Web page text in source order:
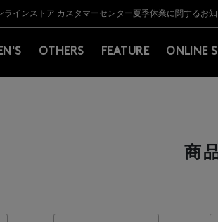
＞会員のお客様は11,000円（税込）以上のお買
【夏季休業に伴う出荷一時停止のお知らせ】
ラインストア カスタマーセンター夏季休業に関するお
【夏季休業に伴う返品・交換承り一時停止のお知らせ
熊本県を中心とした地震の影響によるお荷物のお届
【開催中】SUMMER SALEのご案内・ご注意
＞会員のお客様は11,000円（税込）以上のお買
【夏季休業に伴う出荷一時停止のお知らせ】
OTHERS FEATURE ONLINE
商